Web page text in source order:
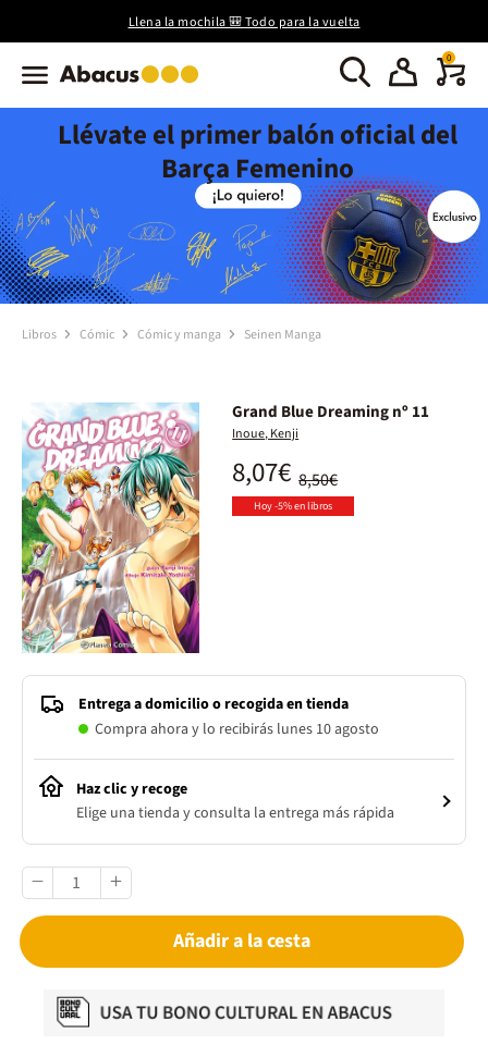
Llena la mochila 🎒 Todo para la vuelta
0
Llévate el primer balón oficial del
Barça Femenino
Libros Cómic Cómic y manga Seinen Manga
Grand Blue Dreaming nº 11
Inoue, Kenji
8,50€
8,07€
Hoy -5% en libros
Entrega a domicilio o recogida en tienda
Compra ahora y lo recibirás lunes 10 agosto
Haz clic y recoge
Elige una tienda y consulta la entrega más rápida
Añadir a la cesta